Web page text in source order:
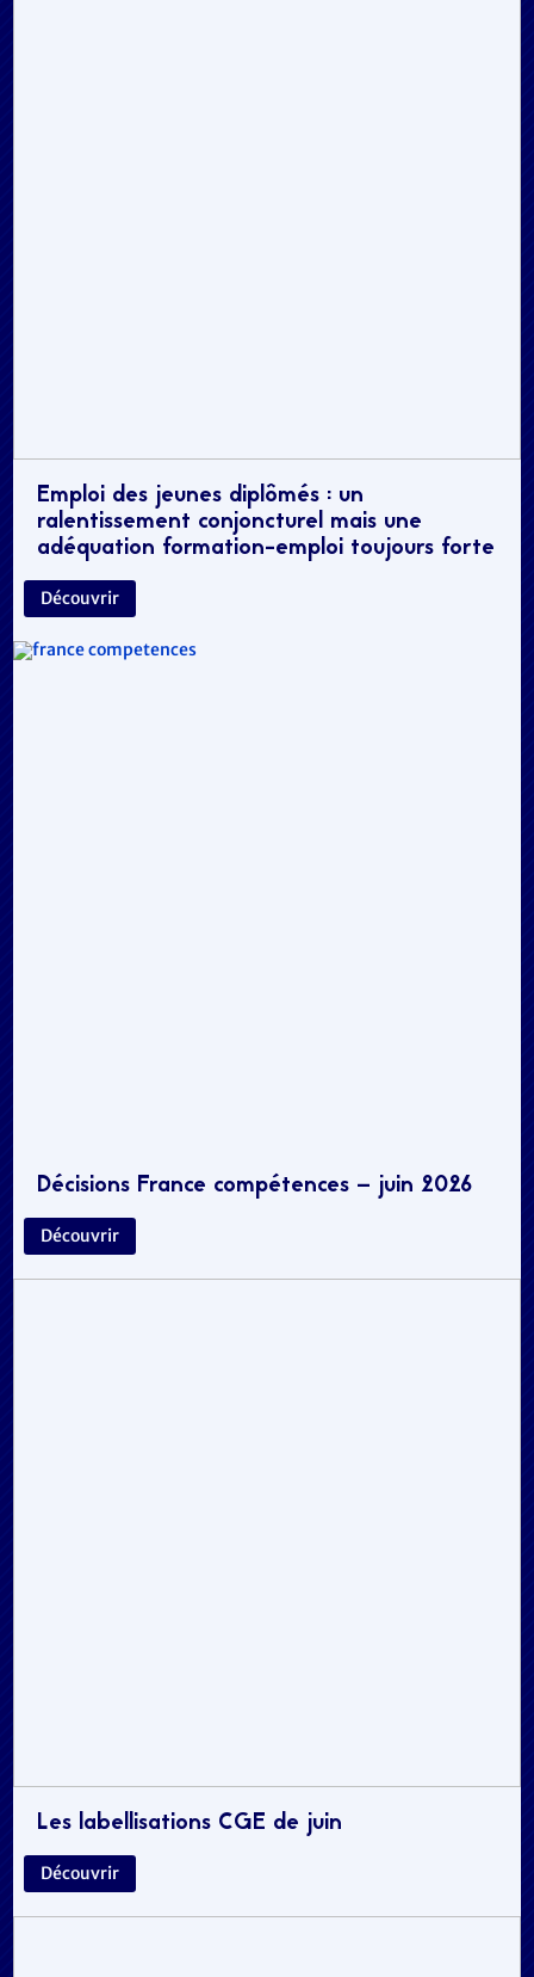
Emploi des jeunes diplômés : un
ralentissement conjoncturel mais une
adéquation formation-emploi toujours forte
Découvrir
Décisions France compétences – juin 2026
Découvrir
Les labellisations CGE de juin
Découvrir